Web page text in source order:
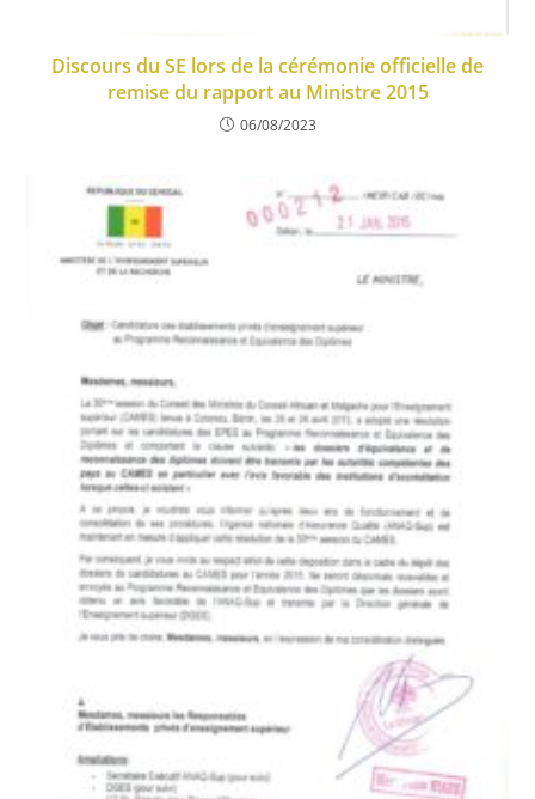
Discours du SE lors de la cérémonie officielle de
remise du rapport au Ministre 2015
06/08/2023